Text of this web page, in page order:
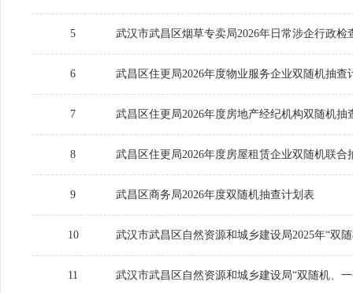
5 武汉市武昌区烟草专卖局2026年日常涉企行政检
6 武昌区住更局2026年度物业服务企业双随机抽查
7 武昌区住更局2026年度房地产经纪机构双随机抽
8 武昌区住更局2026年度房屋租赁企业双随机联合
9 武昌区商务局2026年度双随机抽查计划表
10 武汉市武昌区自然资源和城乡建设局2025年“双
11 武汉市武昌区自然资源和城乡建设局“双随机、